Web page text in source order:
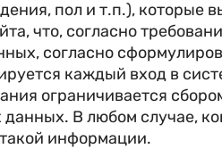
пол и т.п.), которые
что, согласно
согласно
каждый вход в
ограничивается
В любом случае,
информации.